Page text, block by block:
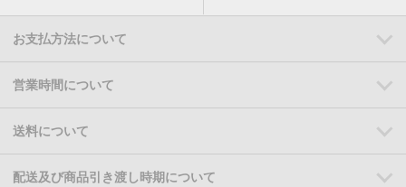
お支払方法について
営業時間について
送料について
配送及び商品引き渡し時期について